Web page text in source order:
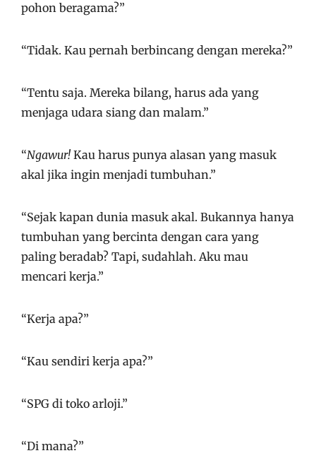
pohon beragama?”
“Tidak. Kau pernah berbincang dengan mereka?”
“Tentu saja. Mereka bilang, harus ada yang
menjaga udara siang dan malam.”
“Ngawur! Kau harus punya alasan yang masuk
akal jika ingin menjadi tumbuhan.”
“Sejak kapan dunia masuk akal. Bukannya hanya
tumbuhan yang bercinta dengan cara yang
paling beradab? Tapi, sudahlah. Aku mau
mencari kerja.”
“Kerja apa?”
“Kau sendiri kerja apa?”
“SPG di toko arloji.”
“Di mana?”